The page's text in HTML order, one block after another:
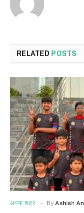
RELATED POSTS
अपना शहर By Ashish